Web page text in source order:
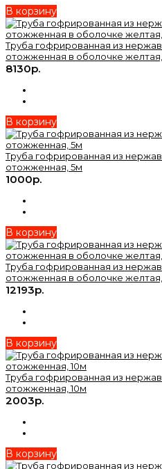
В корзину
Труба гофрированная из
отожженная в оболочке
8130р.
В корзину
Труба гофрированная из
отожженная, 5м
1000р.
В корзину
Труба гофрированная из
отожженная в оболочке
12193р.
В корзину
Труба гофрированная из
отожженная, 10м
2003р.
В корзину